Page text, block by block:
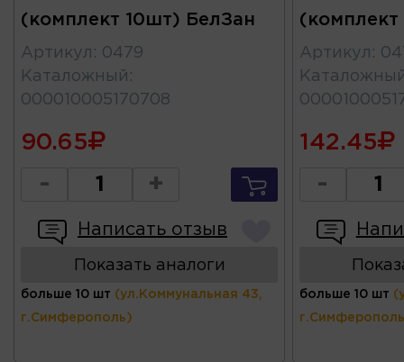
(комплект 10шт) БелЗан
Артикул : 0479
Каталожный :
000010005170708
90.65
- +
Написать отзыв
Показать аналоги
больше 10 шт (ул.Коммунальная 43,
г.Симферополь)
Артикул :
142.45
-
больше 10 шт